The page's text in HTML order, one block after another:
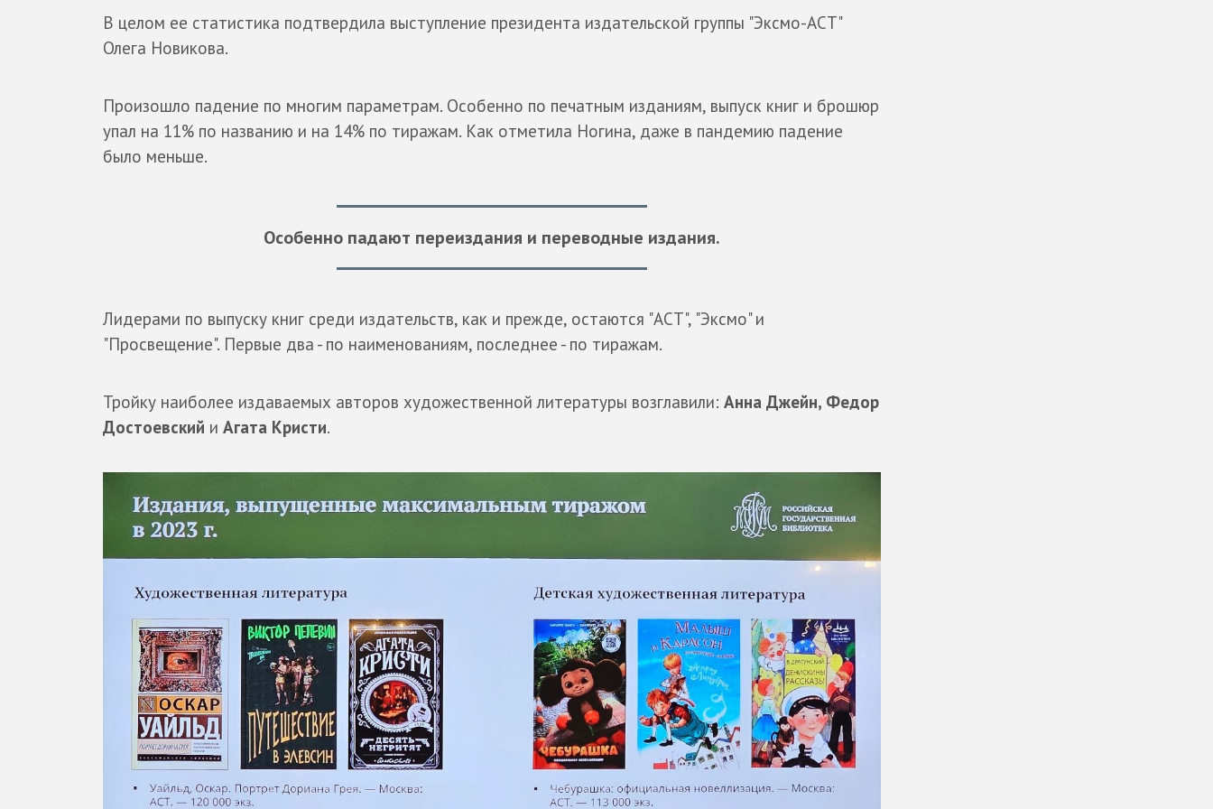
В целом ее статистика подтвердила выступление президента издательской группы "Эксмо-АСТ"
Олега Новикова.
Произошло падение по многим параметрам. Особенно по печатным изданиям, выпуск книг и брошюр
упал на 11% по названию и на 14% по тиражам. Как отметила Ногина, даже в пандемию падение
было меньше.
Особенно падают переиздания и переводные издания.
Лидерами по выпуску книг среди издательств, как и прежде, остаются "АСТ", "Эксмо" и
"Просвещение". Первые два - по наименованиям, последнее - по тиражам.
Тройку наиболее издаваемых авторов художественной литературы возглавили: Анна Джейн, Федор
Достоевский и Агата Кристи.